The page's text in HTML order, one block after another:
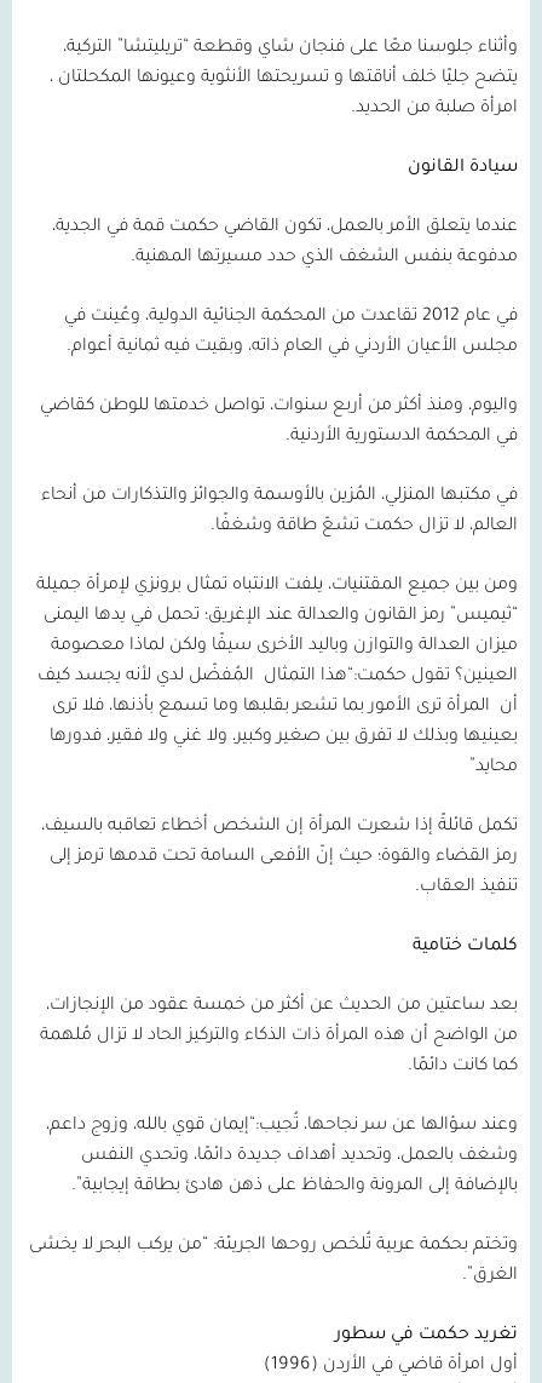
وأثناء جلوسنا معًا على فنجان شاي وقطعة “تريليتشا” التركية،
يتضح جليًا خلف أناقتها و تسريحتها الأنثوية وعيونها المكحلتان ،
امرأة صلبة من الحديد.
سيادة القانون
عندما يتعلق الأمر بالعمل، تكون القاضي حكمت قمة في الجدية،
مدفوعة بنفس الشغف الذي حدد مسيرتها المهنية.
في عام 2012 تقاعدت من المحكمة الجنائية الدولية، وعُينت في
مجلس الأعيان الأردني في العام ذاته، وبقيت فيه ثمانية أعوام.
واليوم، ومنذ أكثر من أربع سنوات، تواصل خدمتها للوطن كقاضي
في المحكمة الدستورية الأردنية.
في مكتبها المنزلي، المُزين بالأوسمة والجوائز والتذكارات من أنحاء
العالم، لا تزال حكمت تشعّ طاقة وشغفًا.
ومن بين جميع المقتنيات، يلفت الانتباه تمثال برونزي لإمرأة جميلة
“ثيميس” رمز القانون والعدالة عند الإغريق؛ تحمل في يدها اليمنى
ميزان العدالة والتوازن وباليد الأخرى سيفًا ولكن لماذا معصومة
العينين؟ تقول حكمت:“هذا التمثال
المُفضّل لدي لأنه يجسد كيف
أن
المرأة ترى الأمور بما تشعر بقلبها وما تسمع بأذنها، فلا ترى
بعينيها وبذلك لا تفرق بين صغير وكبير، ولا غني ولا فقير، فدورها
محايد”
تكمل قائلةً إذا شعرت المرأة إن الشخص أخطاء تعاقبه بالسيف،
رمز القضاء والقوة؛ حيث إنّ الأفعى السامة تحت قدمها ترمز إلى
تنفيذ العقاب.
كلمات ختامية
بعد ساعتين من الحديث عن أكثر من خمسة عقود من الإنجازات،
من الواضح أن هذه المرأة ذات الذكاء والتركيز الحاد لا تزال مُلهمة
كما كانت دائمًا.
وعند سؤالها عن سر نجاحها، تُجيب:“إيمان قوي بالله، وزوج داعم،
وشغف بالعمل، وتحديد أهداف جديدة دائمًا، وتحدي النفس
بالإضافة إلى المرونة والحفاظ على ذهن هادئ بطاقة إيجابية”.
وتختم بحكمة عربية تُلخص روحها الجريئة: “من يركب البحر لا يخشى
الغرق”.
تغريد حكمت في سطور
أول امرأة قاضي في الأردن (1996
)